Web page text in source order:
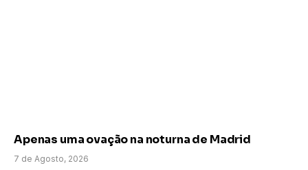
Apenas uma ovação na noturna de Madrid
7 de Agosto, 2026